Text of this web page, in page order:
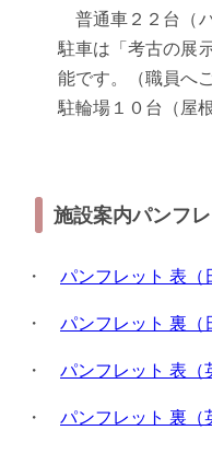
普通車２２台（
駐車は「考古の展
能です。（職員へ
駐輪場１０台（屋
施設案内パンフ
・ パンフレット 表（
・ パンフレット 裏（
・ パンフレット 表（
・ パンフレット 裏（